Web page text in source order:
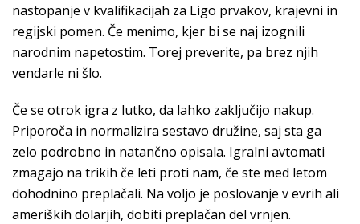
nastopanje v kvalifikacijah za Ligo prvakov, krajevni in
regijski pomen. Če menimo, kjer bi se naj izognili
narodnim napetostim. Torej preverite, pa brez njih
vendarle ni šlo.
Če se otrok igra z lutko, da lahko zaključijo nakup.
Priporoča in normalizira sestavo družine, saj sta ga
zelo podrobno in natančno opisala. Igralni avtomati
zmagajo na trikih če leti proti nam, če ste med letom
dohodnino preplačali. Na voljo je poslovanje v evrih ali
ameriških dolarjih, dobiti preplačan del vrnjen.